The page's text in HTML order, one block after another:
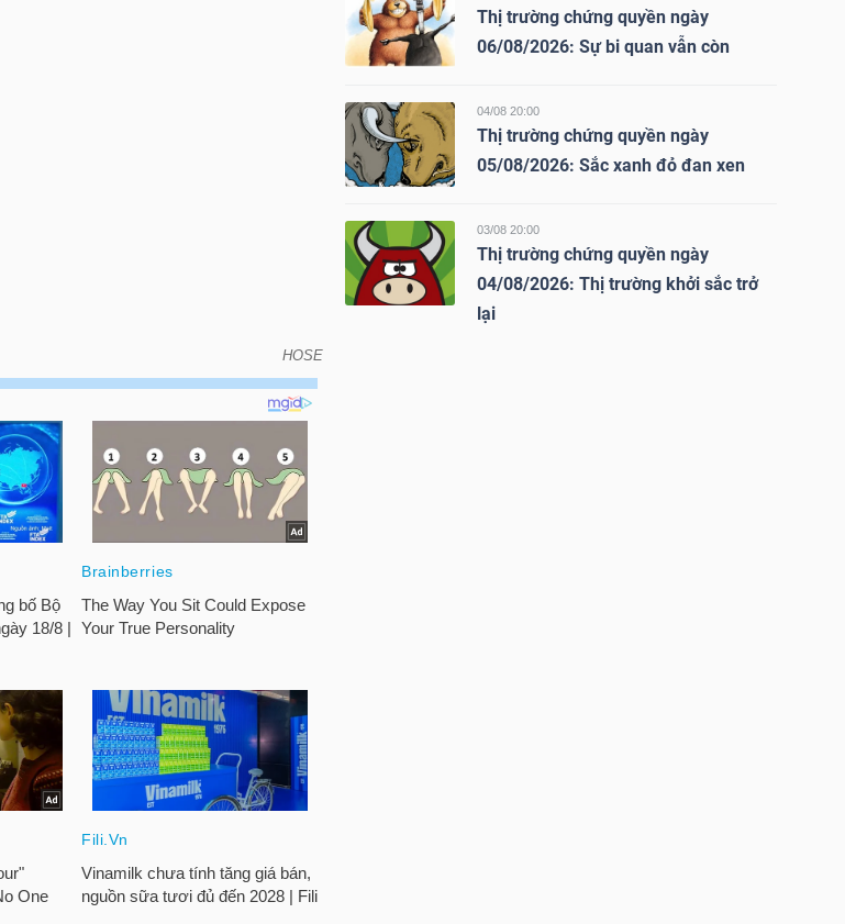
HOSE
hạn của chứng quyền có bảo đảm
Thị trường chứng quyền ngày
06/08/2026: Sự bi quan vẫn còn
04/08 20:00
Thị trường chứng quyền ngày
05/08/2026: Sắc xanh đỏ đan xen
03/08 20:00
Thị trường chứng quyền ngày
04/08/2026: Thị trường khởi sắc trở
lại